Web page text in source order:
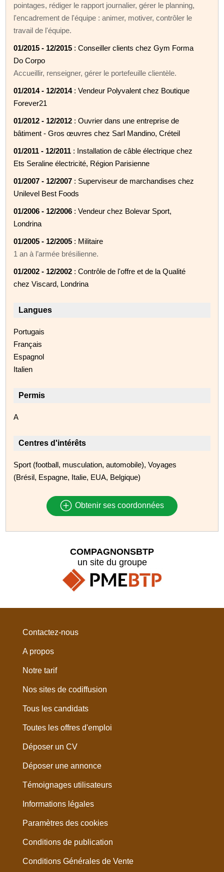
pointages, rédiger le rapport journalier, gérer le planning,
l'encadrement de l'équipe : animer, motiver, contrôler le
travail de l'équipe.
01/2015 - 12/2015 : Conseiller clients chez Gym Forma
Do Corpo
Accueillir, renseigner, gérer le portefeuille clientèle.
01/2014 - 12/2014: Vendeur Polyvalent chez Boutique
Forever21
01/2012 - 12/2012 : Ouvrier dans une entreprise de
bâtiment - Gros œuvres chez Sarl Mandino, Créteil
01/2011 - 12/2011 : Installation de câble électrique chez
Ets Seraline électricité, Région Parisienne
01/2007 - 12/2007 : Superviseur de marchandises chez
Unilevel Best Foods
01/2006 - 12/2006 : Vendeur chez Bolevar Sport,
Londrina
01/2005 - 12/2005 : Militaire
1 an à l’armée brésilienne.
01/2002 - 12/2002 : Contrôle de l'offre et de la Qualité
chez Viscard, Londrina
Langues
Portugais
Français
Espagnol
Italien
Permis
A
Centres d'intérêts
Sport (football, musculation, automobile), Voyages
(Brésil, Espagne, Italie, EUA, Belgique)
Obtenir ses coordonnées
COMPAGNONSBTP
un site du groupe
Contactez-nous
A propos
Notre tarif
Nos sites de codiffusion
Tous les candidats
Toutes les offres d'emploi
Déposer un CV
Déposer une annonce
Témoignages utilisateurs
Informations légales
Paramètres des cookies
Conditions de publication
Conditions Générales de Vente